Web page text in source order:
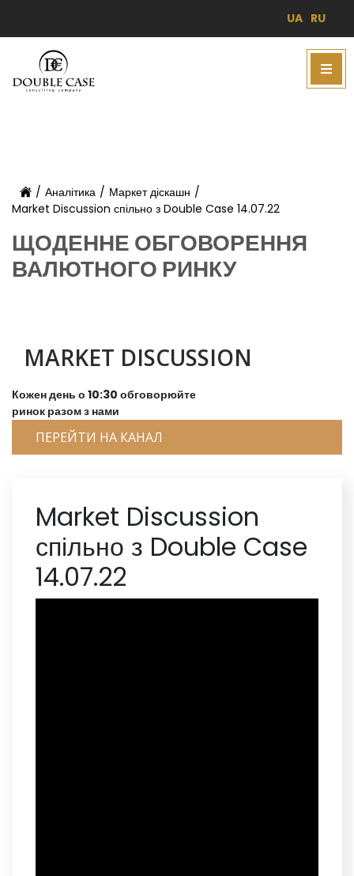
UA RU
/ Аналітика / Маркет діскашн /
Market Discussion спільно з Double Case 14.07.22
ЩОДЕННЕ ОБГОВОРЕННЯ
ВАЛЮТНОГО РИНКУ
MARKET DISCUSSION
Кожен день о 10:30 обговорюйте
ринок разом з нами
ПЕРЕЙТИ НА КАНАЛ
Market Discussion
спільно з Double Case
14.07.22